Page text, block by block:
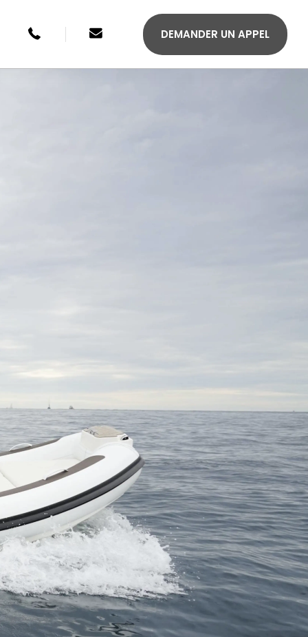
+49 246134033315sales@agilis-jettenders.com
DEMANDER UN APPEL